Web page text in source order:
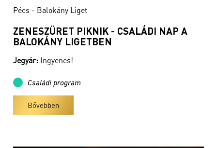
Pécs - Balokány Liget
ZENESZÜRET PIKNIK - CSALÁDI NAP A
BALOKÁNY LIGETBEN
Jegyár: Ingyenes!
Családi program
Bővebben